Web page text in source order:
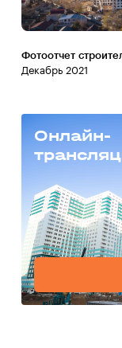
Фотоотчет
Декабрь 2021
Онлайн-